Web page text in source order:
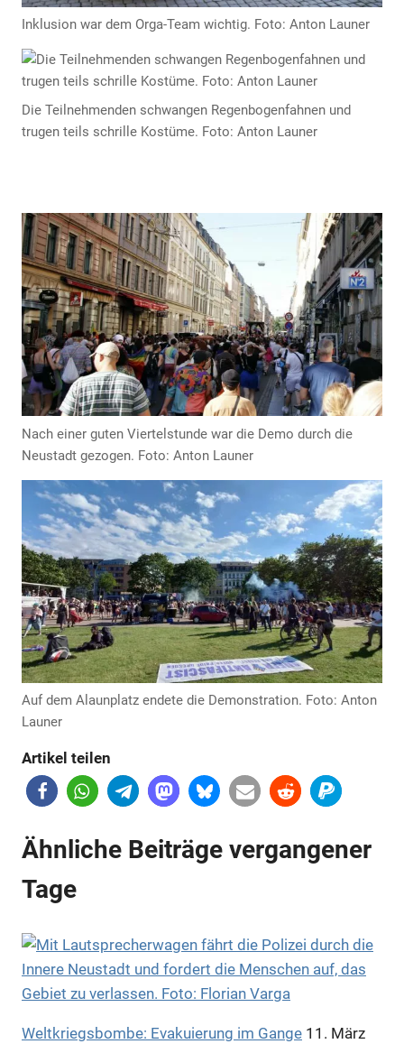
Anzeige
Anzeige
Anzeige
Anzeige
Inklusion war dem Orga-Team wichtig. Foto: Anton Launer
Die Teilnehmenden schwangen Regenbogenfahnen und
trugen teils schrille Kostüme. Foto: Anton Launer
Nach einer guten Viertelstunde war die Demo durch die
Neustadt gezogen. Foto: Anton Launer
Auf dem Alaunplatz endete die Demonstration. Foto: Anton
Launer
Artikel teilen
Ähnliche Beiträge vergangener
Tage
Weltkriegsbombe: Evakuierung im Gange 11. März